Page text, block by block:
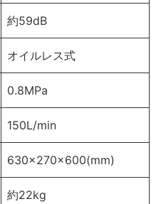
約59dB
オイルレス式
0.8MPa
150L/min
630×270×600(mm)
約22kg